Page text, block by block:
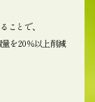
しました。
ことで、
を20％以上削減